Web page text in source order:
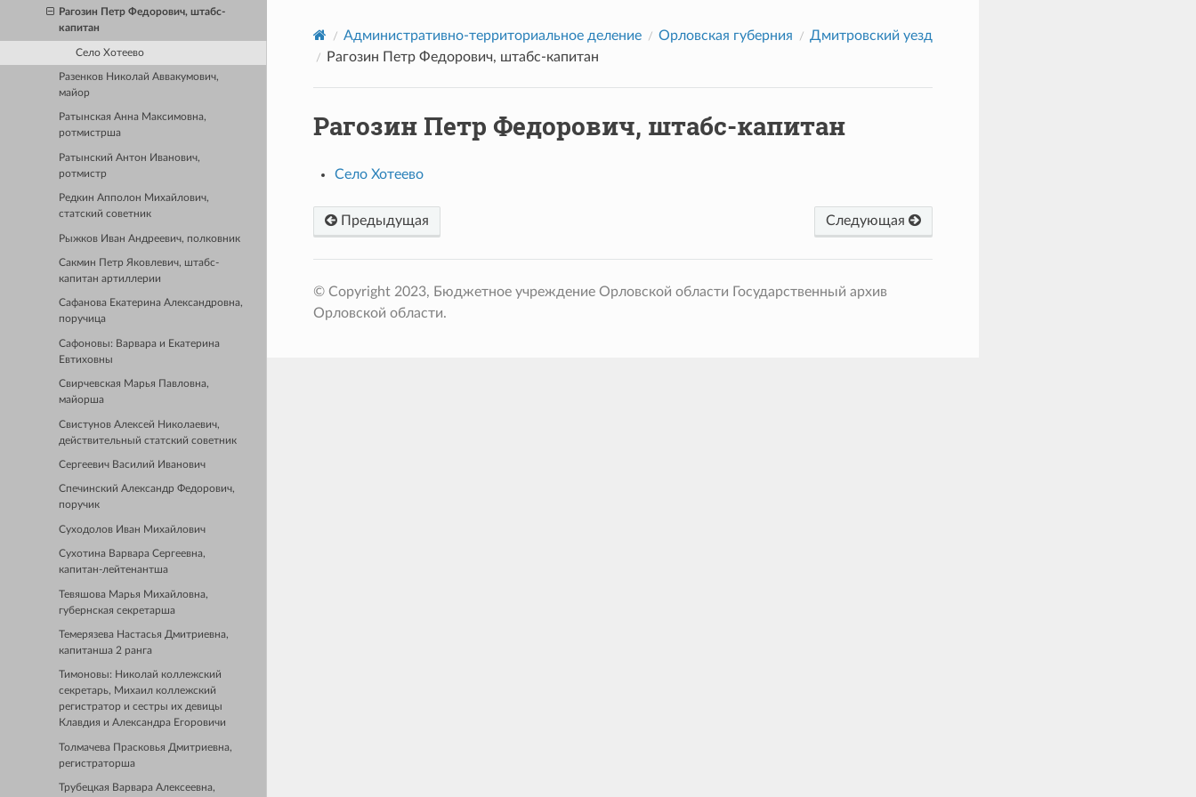
Рагозин Петр Федорович, штабс-
капитан
Село Хотеево
Разенков Николай Аввакумович,
майор
Ратынская Анна Максимовна,
ротмистрша
Ратынский Антон Иванович,
ротмистр
Редкин Апполон Михайлович,
статский советник
Рыжков Иван Андреевич, полковник
Сакмин Петр Яковлевич, штабс-
капитан артиллерии
Сафанова Екатерина Александровна,
поручица
Сафоновы: Варвара и Екатерина
Евтиховны
Свирчевская Марья Павловна,
майорша
Свистунов Алексей Николаевич,
действительный статский советник
Сергеевич Василий Иванович
Спечинский Александр Федорович,
поручик
Суходолов Иван Михайлович
Сухотина Варвара Сергеевна,
капитан-лейтенантша
Тевяшова Марья Михайловна,
губернская секретарша
Темерязева Настасья Дмитриевна,
капитанша 2 ранга
Тимоновы: Николай коллежский
секретарь, Михаил коллежский
регистратор и сестры их девицы
Клавдия и Александра Егоровичи
Толмачева Прасковья Дмитриевна,
регистраторша
Трубецкая Варвара Алексеевна,
Административно-территориальное деление Орловская губерния
Дмитровский уезд
Рагозин Петр Федорович, штабс-капитан
Рагозин Петр Федорович, штабс-капитан
Село Хотеево
Предыдущая Следующая
© Copyright 2023, Бюджетное учреждение Орловской области Государственный архив
Орловской области.